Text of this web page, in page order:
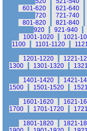
601-620
621-640
720
721-740
801-820
821-840
920
921-940
1001-1020
1021-
1100
1101-1120
1201-1220
1221-
1300
1301-1320
1401-1420
1421-
1500
1501-1520
1601-1620
1621-
1700
1701-1720
1801-1820
1821-